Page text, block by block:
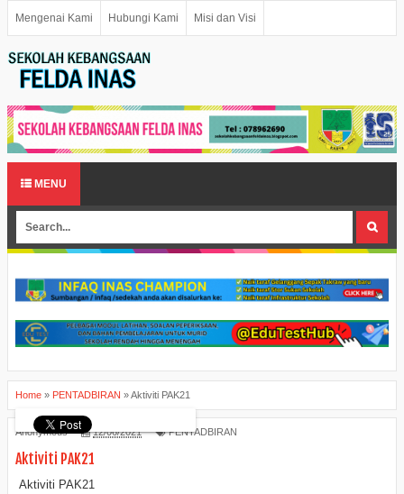
Mengenai Kami Hubungi Kami Misi dan Visi
MENU
Home » PENTADBIRAN »Aktiviti PAK21
Anonymous 12/06/2021 PENTADBIRAN
Aktiviti PAK21
Aktiviti PAK21